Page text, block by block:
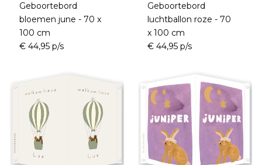
Geboortebord
bloemen june - 70 x
100 cm
€ 44,95 p/s
Geboortebord
luchtballon roze - 70
x 100 cm
€ 44,95 p/s